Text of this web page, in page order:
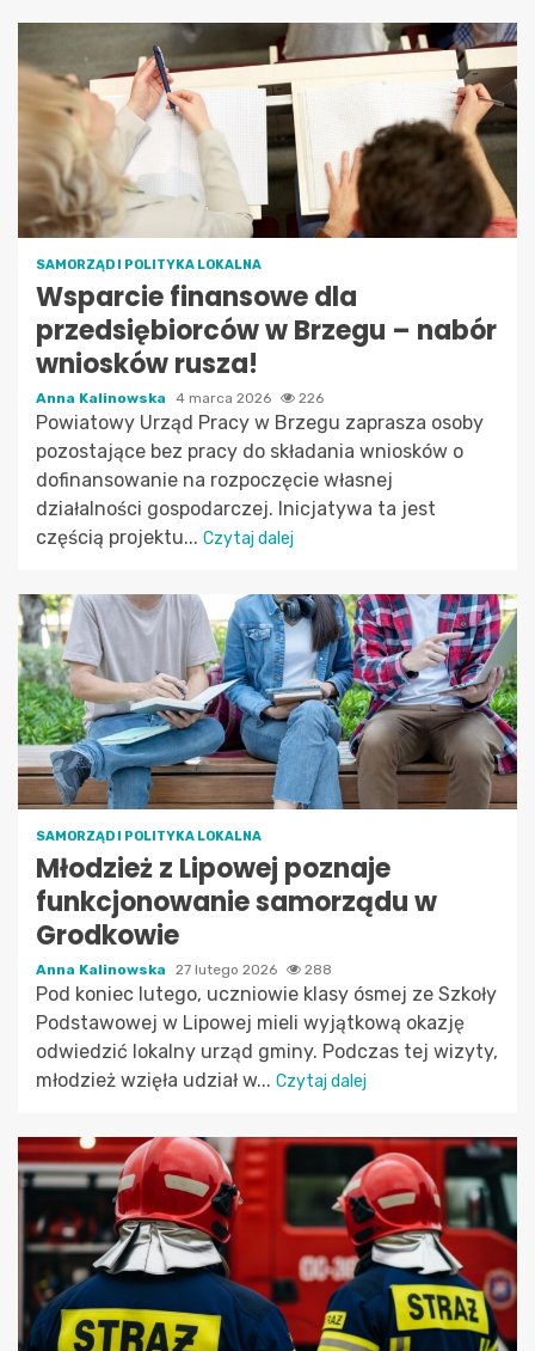
SAMORZĄD I POLITYKA LOKALNA
Wsparcie finansowe dla
przedsiębiorców w Brzegu – nabór
wniosków rusza!
Anna Kalinowska 4 marca 2026 226
Powiatowy Urząd Pracy w Brzegu zaprasza osoby
pozostające bez pracy do składania wniosków o
dofinansowanie na rozpoczęcie własnej
działalności gospodarczej. Inicjatywa ta jest
częścią projektu... Czytaj dalej
SAMORZĄD I POLITYKA LOKALNA
Młodzież z Lipowej poznaje
funkcjonowanie samorządu w
Grodkowie
Anna Kalinowska 27 lutego 2026 288
Pod koniec lutego, uczniowie klasy ósmej ze Szkoły
Podstawowej w Lipowej mieli wyjątkową okazję
odwiedzić lokalny urząd gminy. Podczas tej wizyty,
młodzież wzięła udział w... Czytaj dalej